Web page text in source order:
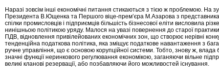
Наразі зовсім інші економічні питання стикаються з тією ж проблемою. На
Президента В.Ющенка та Першого віце-прем’єра М.Азарова з
спілки промисловців і підприємців більшість бізнесової еліти висловила
нинішньою політикою уряду. Малося на увазі повернення до старої
ПДВ, відновлення привілейованих економічних зон, що створює нерівні
тенденційна податкова політика, яка зміщує податкове навантаження з
ручне управління, що є основою корупційної системи. Тобто, знову ж, влада
значні функції неринкового регулювання економікою, заганяючи вільне
великі кланові резервації, або позбавляючи його можливостей існування.